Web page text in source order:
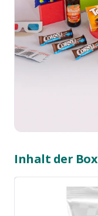
Inhalt der Box